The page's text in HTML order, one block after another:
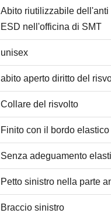
Abito riutilizzabile
ESD nell'officina di SMT
unisex
abito aperto diritto del
Collare del risvolto
Finito con il bordo elastico
Senza adeguamento
Petto sinistro nella parte
Braccio sinistro